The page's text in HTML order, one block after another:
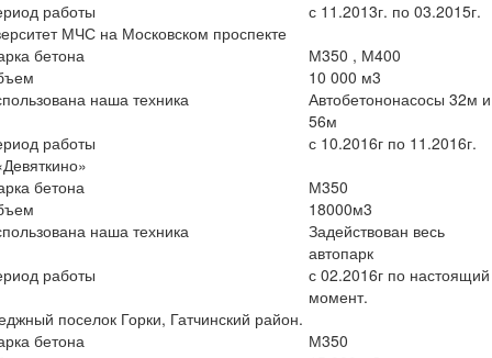
работы
с 11.2013г. по 03.2015г.
МЧС на Московском проспекте
бетона
М350 , М400
10 000 м3
наша техника
Автобетононасосы 32м и
56м
работы
с 10.2016г по 11.2016г.
бетона
М350
18000м3
наша техника
Задействован весь
автопарк
работы
с 02.2016г по настоящий
момент.
поселок Горки, Гатчинский район.
бетона
М350